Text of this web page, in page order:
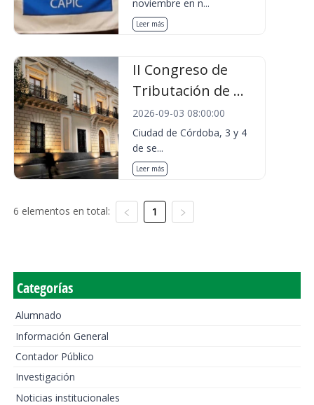
noviembre en n...
Leer más
II Congreso de
Tributación de ...
2026-09-03 08:00:00
Ciudad de Córdoba, 3 y 4
de se...
Leer más
6 elementos en total: 1
Categorías
Alumnado
Información General
Contador Público
Investigación
Noticias institucionales